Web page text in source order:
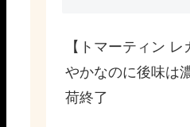
【トマーティン
やかなのに後味は
荷終了